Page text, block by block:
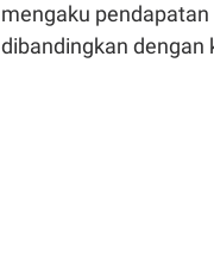
mengaku
dibandingkan dengan